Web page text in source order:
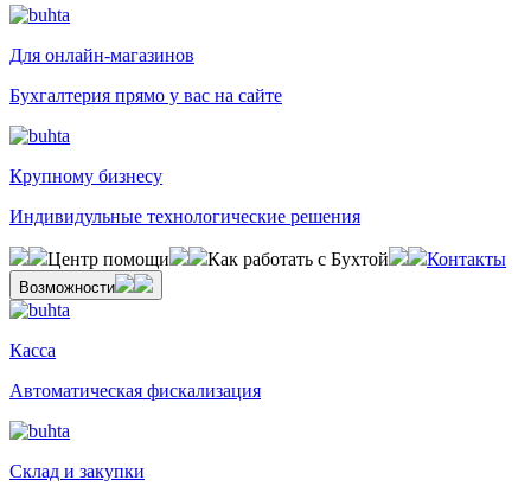
Для онлайн-магазинов
Бухгалтерия прямо у вас на сайте
Крупному бизнесу
Индивидульные технологические решения
Центр помощи Как работать с Бухтой Контакты
Возможности
Касса
Автоматическая фискализация
Склад и закупки